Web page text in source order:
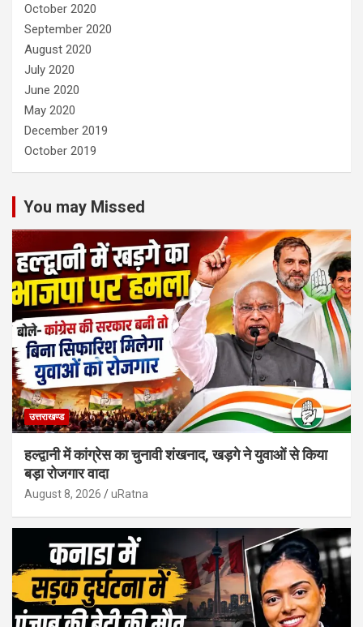
October 2020
September 2020
August 2020
July 2020
June 2020
May 2020
December 2019
October 2019
You may Missed
उत्तराखण्ड
हल्द्वानी में कांग्रेस का चुनावी शंखनाद, खड़गे ने युवाओं से किया
बड़ा रोजगार वादा
August 8, 2026 uRatna